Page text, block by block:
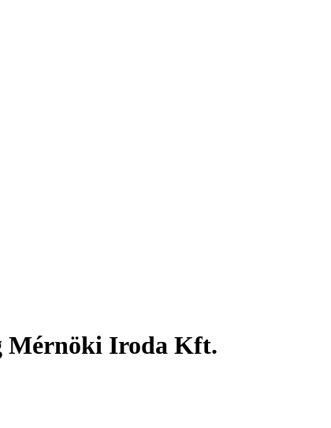
Mérnöki Iroda Kft.